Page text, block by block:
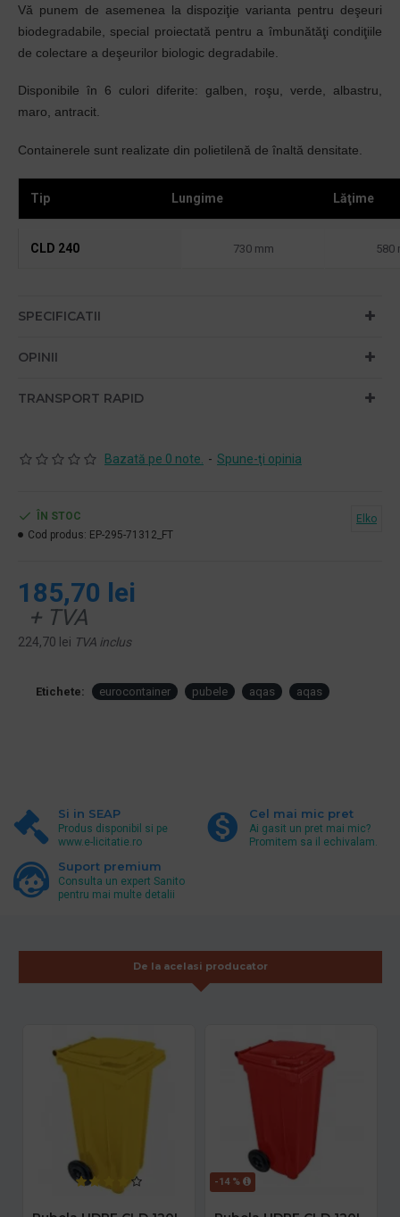
Vă punem de asemenea la dispoziţie varianta pentru deşeuri
biodegradabile, special proiectată pentru a îmbunătăţi condiţiile
de colectare a deşeurilor biologic degradabile.
Disponibile în 6 culori diferite: galben, roşu, verde, albastru,
maro, antracit.
Containerele sunt realizate din polietilenă de înaltă densitate
Tip Lungime Lăţime
CLD 240 730 mm 580
SPECIFICATII
OPINII
TRANSPORT RAPID
Bazată pe 0 note. - Spune-ţi opinia
185,70 lei
+ TVA
224,70 lei TVA inclus
ÎN STOC
Cod produs: EP-295-71312_FT
Elko
Etichete: eurocontainer pubele aqas aqas
Si in SEAP
Produs disponibil si pe
www.e-licitatie.ro
Cel mai mic pret
Ai gasit un pret mai mic?
Promitem sa il echivalam.
Suport premium
Consulta un expert Sanito
pentru mai multe detalii
De la acelasi producator
-14 %